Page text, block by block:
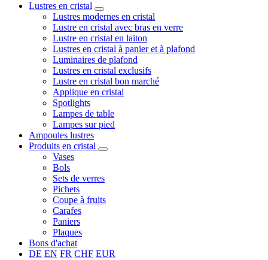
Lustres en cristal
Lustres modernes en cristal
Lustre en cristal avec bras en verre
Lustre en cristal en laiton
Lustres en cristal à panier et à plafond
Luminaires de plafond
Lustres en cristal exclusifs
Lustre en cristal bon marché
Applique en cristal
Spotlights
Lampes de table
Lampes sur pied
Ampoules lustres
Produits en cristal
Vases
Bols
Sets de verres
Pichets
Coupe à fruits
Carafes
Paniers
Plaques
Bons d'achat
DE EN FR CHF EUR